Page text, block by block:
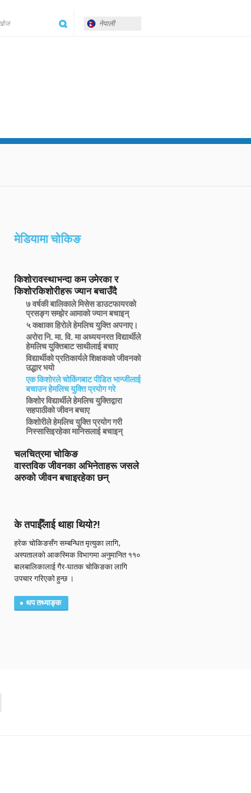
नेपाली
मेडियामा चोकिङ
किशोरावस्थाभन्दा कम उमेरका र
किशोरकिशोरीहरू ज्यान बचाउँदै
७ वर्षकी बालिकाले मिसेस डाउटफायरको
प्रसङ्ग सम्झेर आमाको ज्यान बचाइन्
५ कक्षाका हिरोले हेमलिच युक्ति अपनाए।
अरोरा नि. मा. वि. मा अध्ययनरत विद्यार्थीले
हेमलिच युक्तिबाट साथीलाई बचाए
विद्यार्थीको प्रतिकार्यले शिक्षकको जीवनको
उद्धार भयो
एक किशोरले चोकिंगबाट पीडित भान्जीलाई
बचाउन हेमलिच युक्ति प्रयोग गरे
किशोर विद्यार्थीले हेमलिच युक्तिद्वारा
सहपाठीको जीवन बचाए
किशोरीले हेमलिच युक्ति प्रयोग गरी
निस्सासिइरहेका मानिसलाई बचाइन्
चलचित्रमा चोकिङ
वास्तविक जीवनका अभिनेताहरू जसले
अरुको जीवन बचाइरहेका छन्
के तपाईँलाई थाहा थियो?!
हरेक चोकिङसँग सम्बन्धित मृत्युका लागि,
अस्पतालको आकस्मिक विभागमा अनुमानित ११०
बालबालिकालाई गैर-घातक चोकिङका लागि
उपचार गरिएको हुन्छ ।
थप तथ्याङ्क